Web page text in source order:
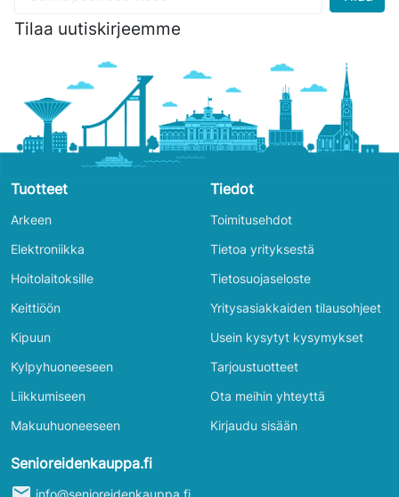
Tilaa uutiskirjeemme
Tuotteet
Arkeen
Elektroniikka
Hoitolaitoksille
Keittiöön
Kipuun
Kylpyhuoneeseen
Liikkumiseen
Makuuhuoneeseen
Tiedot
Toimitusehdot
Tietoa yrityksestä
Tietosuojaseloste
Yritysasiakkaiden tilausohjeet
Usein kysytyt kysymykset
Tarjoustuotteet
Ota meihin yhteyttä
Kirjaudu sisään
Senioreidenkauppa.fi
info@senioreidenkauppa.fi